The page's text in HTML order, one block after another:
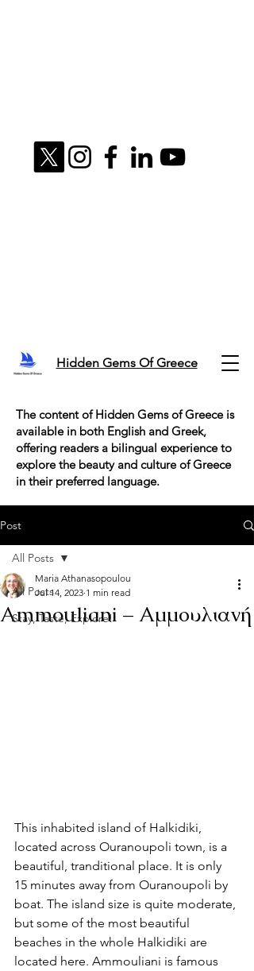
Hidden Gems Of Greece
The content of Hidden Gems of Greece is
available in both English and Greek,
offering readers a bilingual experience to
explore the beauty and culture of Greece
in their preferred language.
Post
All Posts
Stay, Taste, Explore!
All Posts
Ammouliani – Αμμουλιανή
Maria Athanasopoulou
Jul 14, 2023 1 min read
This inhabited island of Halkidiki,
located across Ouranoupoli town, is a
beautiful, tranditional place. It is only
15 minutes away from Ouranoupoli by
boat. The island size is quite moderate,
but some of the most beautiful
beaches in the whole Halkidiki are
located here. Ammouliani is famous